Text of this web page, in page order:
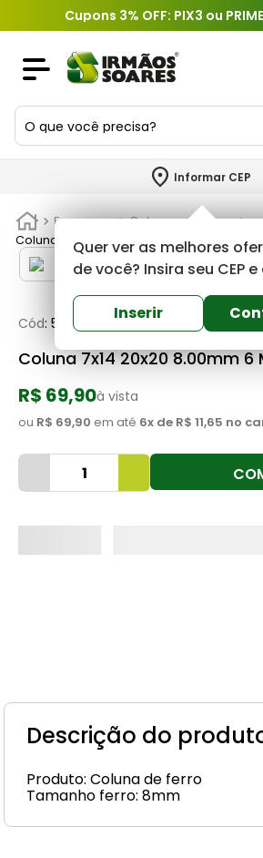
Cupons 3% OFF: PIX3 ou
O que você precisa?
Informar CEP
Quer ver as melhores
de você? Insira seu CEP
Inserir
Ferragens
Colunas e trelicas
Coluna 7x14 20x20 8.00mm 6 Metros
Cód:578436
Coluna 7x14 20x20 8.00mm 6
R$ 69,90à vista
ou R$ 69,90 em até 6x de R$ 11,65 no
Descrição do
Produto: Coluna de ferro
Tamanho ferro: 8mm
TERMOS MAIS BUSCADOS
2º
3º
porta
revestimento
5º
argamassa
6º
telha
7º
tinta
8º
cimento
9º
torneira
10º vaso sanitário